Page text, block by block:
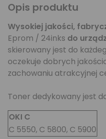
Opis produktu
Wysokiej jakości,
Eprom / 24inks do
skierowany jest do
oczekuje dobrych
zachowaniu atrakcyjnej
Toner dedykowany jest
OKI C
C 5550, C 5800, C 5900